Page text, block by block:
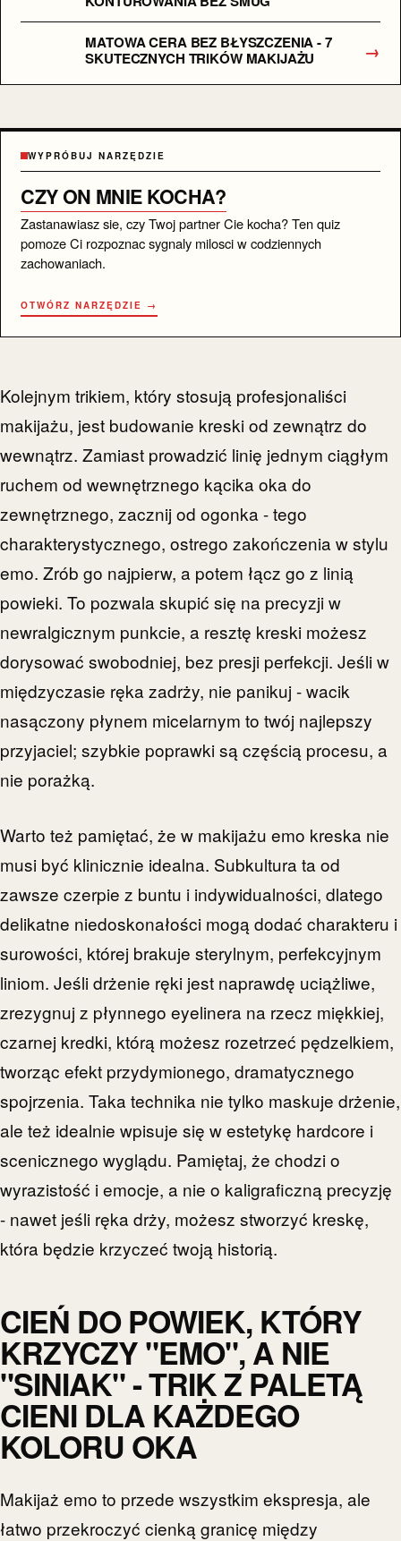
MATOWA CERA BEZ BŁYSZCZENIA - 7
SKUTECZNYCH TRIKÓW MAKIJAŻU
→
WYPRÓBUJ NARZĘDZIE
CZY ON MNIE KOCHA?
Zastanawiasz sie, czy Twoj partner Cie kocha? Ten quiz
pomoze Ci rozpoznac sygnaly milosci w codziennych
zachowaniach.
OTWÓRZ NARZĘDZIE →
Kolejnym trikiem, który stosują profesjonaliści
makijażu, jest budowanie kreski od zewnątrz do
wewnątrz. Zamiast prowadzić linię jednym ciągłym
ruchem od wewnętrznego kącika oka do
zewnętrznego, zacznij od ogonka - tego
charakterystycznego, ostrego zakończenia w stylu
emo. Zrób go najpierw, a potem łącz go z linią
powieki. To pozwala skupić się na precyzji w
newralgicznym punkcie, a resztę kreski możesz
dorysować swobodniej, bez presji perfekcji. Jeśli w
międzyczasie ręka zadrży, nie panikuj - wacik
nasączony płynem micelarnym to twój najlepszy
przyjaciel; szybkie poprawki są częścią procesu, a
nie porażką.
Warto też pamiętać, że w makijażu emo kreska nie
musi być klinicznie idealna. Subkultura ta od
zawsze czerpie z buntu i indywidualności, dlatego
delikatne niedoskonałości mogą dodać charakteru i
surowości, której brakuje sterylnym, perfekcyjnym
liniom. Jeśli drżenie ręki jest naprawdę uciążliwe,
zrezygnuj z płynnego eyelinera na rzecz miękkiej,
czarnej kredki, którą możesz rozetrzeć pędzelkiem,
tworząc efekt przydymionego, dramatycznego
spojrzenia. Taka technika nie tylko maskuje drżenie,
ale też idealnie wpisuje się w estetykę hardcore i
scenicznego wyglądu. Pamiętaj, że chodzi o
wyrazistość i emocje, a nie o kaligraficzną precyzję
- nawet jeśli ręka drży, możesz stworzyć kreskę,
która będzie krzyczeć twoją historią.
CIEŃ DO POWIEK, KTÓRY
KRZYCZY "EMO", A NIE
"SINIAK" - TRIK Z PALETĄ
CIENI DLA KAŻDEGO
KOLORU OKA
Makijaż emo to przede wszystkim ekspresja, ale
łatwo przekroczyć cienką granicę między